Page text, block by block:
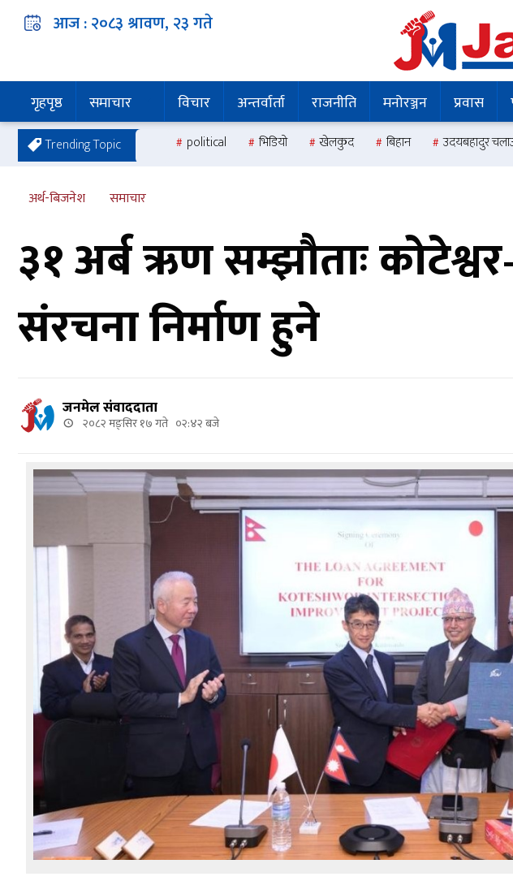
आज :२०८३ श्रावण, २३गते
गृहपृष्ठ समाचार विचार अन्तर्वार्ता राजनीति मनोरञ्जन प्रवास
Trending Topic political भिडियो खेलकुद बिहान उदयबहादुर
अर्थ-बिजनेश समाचार
३१ अर्ब ऋण सम्झौताः
संरचना निर्माण हुने
जनमेल संवाददाता
२०८२ मङ्सिर १७ गते ०२:४२ बजे